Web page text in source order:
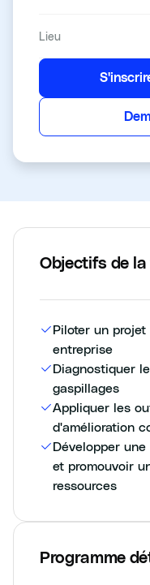
Lieu
Objectifs de
Piloter un
entreprise
Diagnostiquer
gaspillages
Appliquer les
d'amélioration
Développer
et promouvoir
ressources
Programme